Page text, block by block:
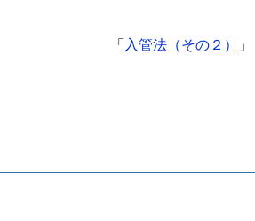
「 入管法（その２） 」